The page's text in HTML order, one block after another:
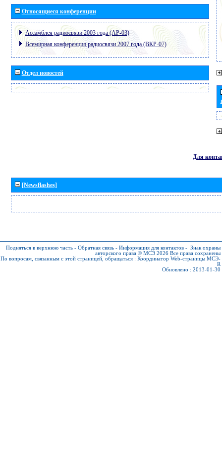
Относящиеся конференции
Ассамблея радиосвязи 2003 года (АР-03)
Всемирная конференция радиосвязи 2007 года (ВКР-07)
Отдел новостей
Для
[Newsflashes]
Подняться в верхнюю часть - Обратная связь - Информация для контактов - Знак охраны
авторского права © МСЭ 2026 Все права сохранены
По вопросам, связанным с этой страницей, обращаться : Координатор Web-страницы МСЭ-
R
Обновлено : 2013-01-30